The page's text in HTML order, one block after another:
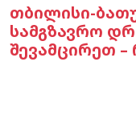
თბილისი-
სამგზავრო
შევამცირეთ –